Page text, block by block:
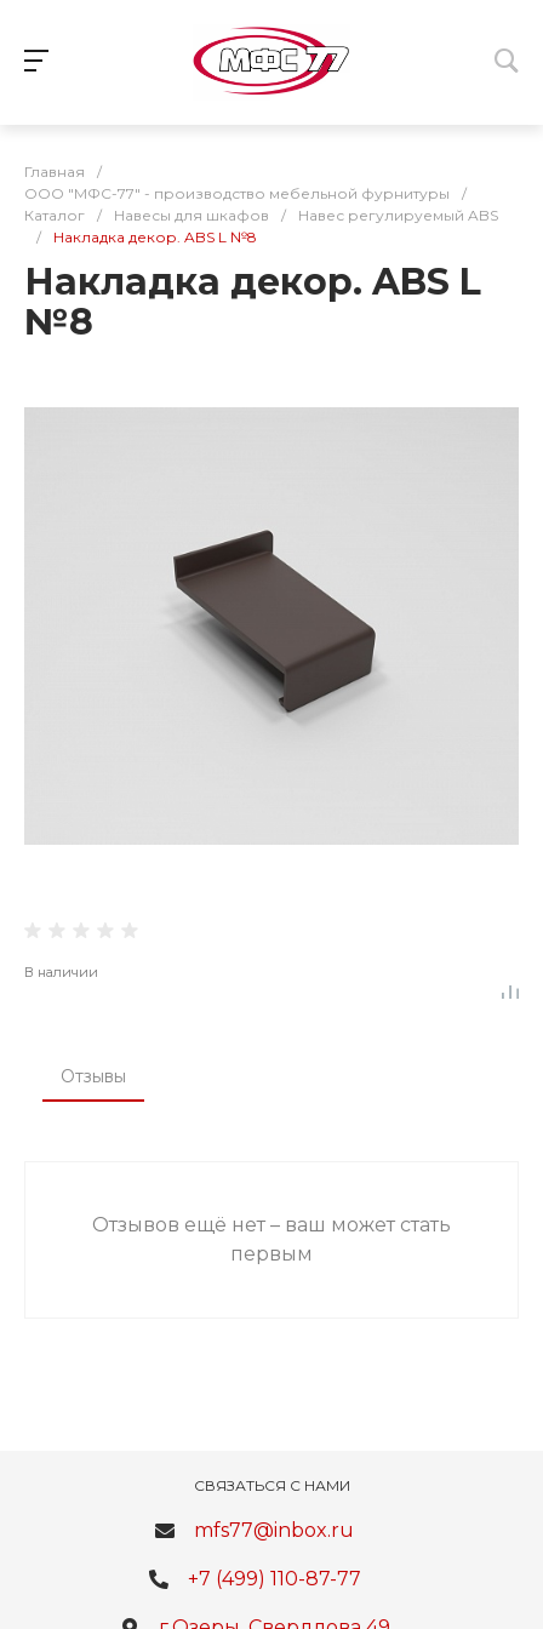
Главная
/
ООО "МФС-77" - производство мебельной фурнитуры
/
Каталог
/ Навесы для шкафов /
Навес регулируемый ABS
/
Накладка декор. ABS L №8
Накладка декор. ABS L
№8
В наличии
Отзывы
Отзывов ещё нет – ваш может стать
первым
СВЯЗАТЬСЯ С НАМИ
mfs77@inbox.ru
+7 (499) 110-87-77